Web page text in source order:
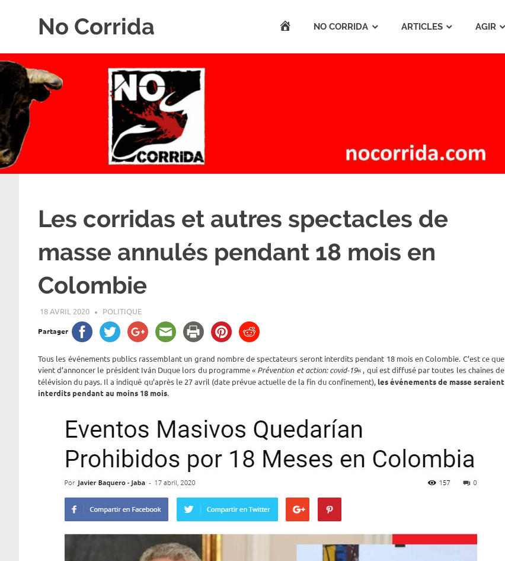
No Corrida
la
corrida
ACCUEILNO CORRIDA ARTICLES AGIR
Les corridas et autres spectacles de
masse annulés pendant 18 mois en
Colombie
18 AVRIL 2020 ROGER LAHANA
POLITIQUE
Partager
Tous les événements publics rassemblant un grand nombre de spectateurs seront interdits pendant 18 mois en Colombie. C’est ce que
vient d’annoncer le président Iván Duque lors du programme « Prévention et action: covid-19« , qui est diffusé par toutes les chaînes de
télévision du pays. Il a indiqué qu’après le 27 avril (date prévue actuelle de la fin du confinement), les événements de masse seraient
interdits pendant au moins 18 mois.